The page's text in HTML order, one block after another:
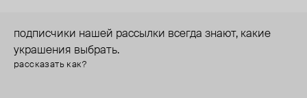
подписчики нашей рассылки всегда знают, какие
украшения выбрать.
рассказать как?